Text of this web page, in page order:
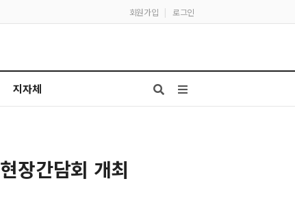
회원가입 | 로그인
지자체
장간담회 개최